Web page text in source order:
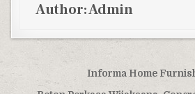
Author:Admin
Post navigation
Informa Home